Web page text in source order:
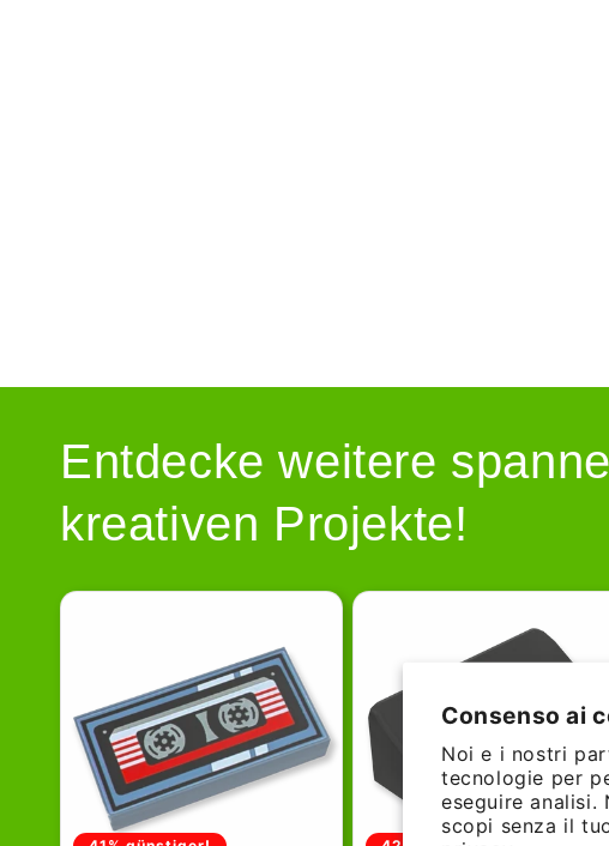
Consenso ai
Noi e i nostri
tecnologie per
eseguire
scopi senza il
Entdecke weitere
kreativen Projekte!